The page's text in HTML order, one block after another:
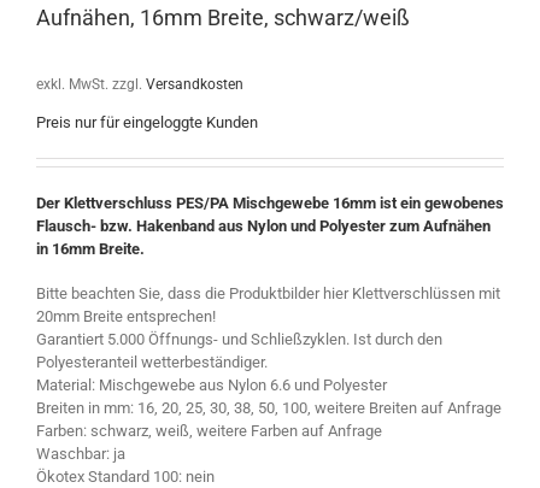
Aufnähen, 16mm Breite, schwarz/weiß
exkl. MwSt. zzgl. Versandkosten
Preis nur für eingeloggte Kunden
Der Klettverschluss PES/PA Mischgewebe 16mm ist ein gewobenes
Flausch- bzw. Hakenband aus Nylon und Polyester zum Aufnähen
in 16mm Breite.
Bitte beachten Sie, dass die Produktbilder hier Klettverschlüssen mit
20mm Breite entsprechen!
Garantiert 5.000 Öffnungs- und Schließzyklen. Ist durch den
Polyesteranteil wetterbeständiger.
Material: Mischgewebe aus Nylon 6.6 und Polyester
Breiten in mm: 16, 20, 25, 30, 38, 50, 100, weitere Breiten auf Anfrage
Farben: schwarz, weiß, weitere Farben auf Anfrage
Waschbar: ja
Ökotex Standard 100: nein